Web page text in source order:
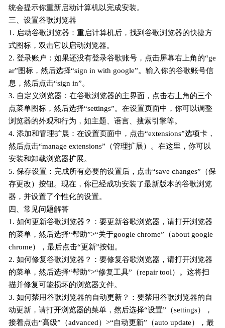
统会提示你重新启动计算机以完成安装。
三、设置谷歌浏览器
1. 启动谷歌浏览器：重启计算机后，找到谷歌浏览器的快捷方
式图标，双击它以启动浏览器。
2. 登录账户：如果还没有登录谷歌账号，点击屏幕右上角的“ge
ar”图标，然后选择“sign in with google”。输入你的谷歌账号信
息，然后点击“sign in”。
3. 自定义浏览器：在谷歌浏览器的主界面，点击右上角的三个
点菜单图标，然后选择“settings”。在设置页面中，你可以调整
浏览器的外观和行为，如主题、语言、搜索引擎等。
4. 添加和管理扩展：在设置页面中，点击“extensions”选项卡，
然后点击“manage extensions”（管理扩展）。在这里，你可以
安装和卸载浏览器扩展。
5. 保存设置：完成所有必要的设置后，点击“save changes”（保
存更改）按钮。现在，你已经成功安装了最新版本的谷歌浏览
器，并设置了个性化的设置。
四、常见问题解答
1. 如何更新谷歌浏览器？：要更新谷歌浏览器，请打开浏览器
的菜单，然后选择“帮助”>“关于google chrome”（about google
chrome），最后点击“更新”按钮。
2. 如何修复谷歌浏览器？：要修复谷歌浏览器，请打开浏览器
的菜单，然后选择“帮助”>“修复工具”（repair tool）。这将扫
描并修复可能损坏的浏览器文件。
3. 如何禁用谷歌浏览器的自动更新？：要禁用谷歌浏览器的自
动更新，请打开浏览器的菜单，然后选择“设置”（settings），
接着点击“高级”（advanced）>“自动更新”（auto update），最